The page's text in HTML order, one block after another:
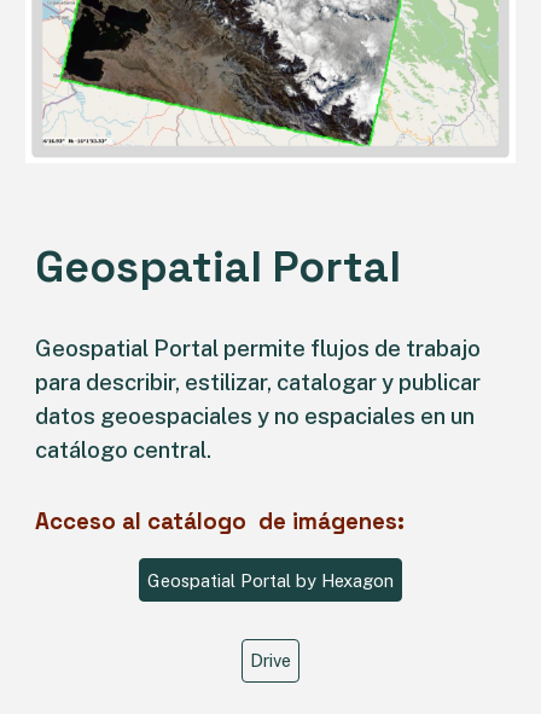
Geospatial Portal
Geospatial Portal permite flujos de trabajo
para describir, estilizar, catalogar y publicar
datos geoespaciales y no espaciales en un
catálogo central.
Acceso al catálogo de imágenes:
Geospatial Portal by Hexagon
Drive